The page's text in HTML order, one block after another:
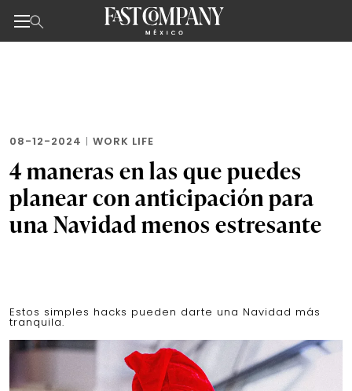
08-12-2024 | WORK LIFE
4 maneras en las que puedes
planear con anticipación para
una Navidad menos estresante
Estos simples hacks pueden darte una Navidad más
tranquila.